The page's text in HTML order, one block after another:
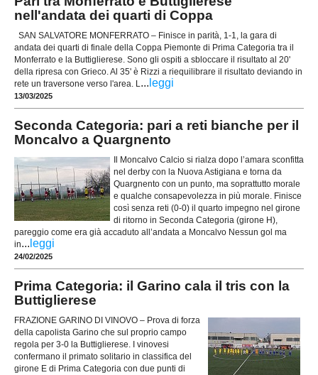
nell'andata dei quarti di Coppa
SAN SALVATORE MONFERRATO – Finisce in parità, 1-1, la gara di
andata dei quarti di finale della Coppa Piemonte di Prima Categoria tra il
Monferrato e la Buttiglierese. Sono gli ospiti a sbloccare il risultato al 20'
della ripresa con Grieco. Al 35' è Rizzi a riequilibrare il risultato deviando in
rete un traversone verso l'area. L... leggi
13/03/2025
Seconda Categoria: pari a reti bianche per il
Moncalvo a Quargnento
Il Moncalvo Calcio si rialza dopo l’amara sconfitta
nel derby con la Nuova Astigiana e torna da
Quargnento con un punto, ma soprattutto morale
e qualche consapevolezza in più morale. Finisce
così senza reti (0-0) il quarto impegno nel girone
di ritorno in Seconda Categoria (girone H),
pareggio come era già accaduto all’andata a Moncalvo Nessun gol ma
in... leggi
24/02/2025
Prima Categoria: il Garino cala il tris con la
Buttiglierese
FRAZIONE GARINO DI VINOVO – Prova di forza
della capolista Garino che sul proprio campo
regola per 3-0 la Buttiglierese. I vinovesi
confermano il primato solitario in classifica del
girone E di Prima Categoria con due punti di